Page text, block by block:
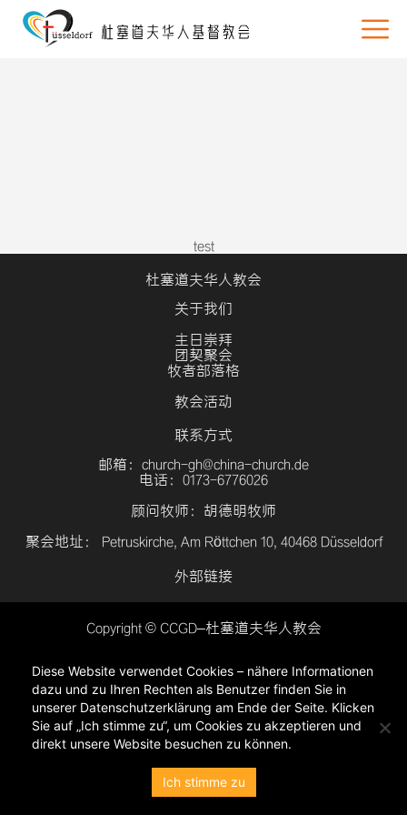
test
杜塞道夫华人教会
关于我们
主日崇拜
团契聚会
牧者部落格
教会活动
联系方式
邮箱：church-gh@china-church.de
电话：0173-6776026
顾问牧师：胡德明牧师
聚会地址： Petruskirche, Am Röttchen 10, 40468 Düsseldorf
外部链接
Copyright © CCGD–杜塞道夫华人教会
隐私政策
Diese Website verwendet Cookies – nähere Informationen
dazu und zu Ihren Rechten als Benutzer finden Sie in
unserer Datenschutzerklärung am Ende der Seite. Klicken
Sie auf „Ich stimme zu“, um Cookies zu akzeptieren und
direkt unsere Website besuchen zu können.
Ich stimme zu